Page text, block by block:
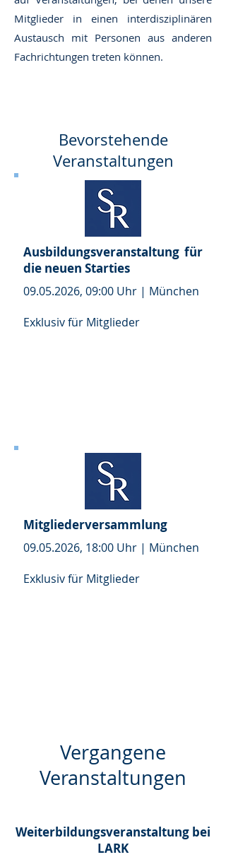
Mitglieder in einen interdisziplinären
Austausch mit Personen aus anderen
Fachrichtungen treten können.
Bevorstehende
Veranstaltungen
Ausbildungsveranstaltung für
die neuen Starties
09.05.2026, 09:00 Uhr | München
Exklusiv für Mitglieder
Mitgliederversammlung
09.05.2026, 18:00 Uhr | München
Exklusiv für Mitglieder
Vergangene
Veranstaltungen
Weiterbildungsveranstaltung bei
LARK